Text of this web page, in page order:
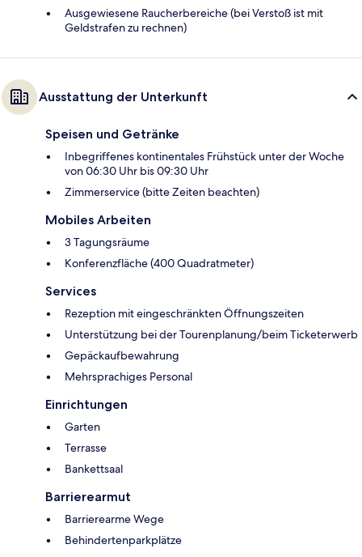
Ausgewiesene Raucherbereiche (bei Verstoß ist mit
Geldstrafen zu rechnen)
Ausstattung der Unterkunft
Speisen und Getränke
Inbegriffenes kontinentales Frühstück unter der Woche
von 06:30 Uhr bis 09:30 Uhr
Zimmerservice (bitte Zeiten beachten)
Mobiles Arbeiten
3 Tagungsräume
Konferenzfläche (400 Quadratmeter)
Services
Rezeption mit eingeschränkten Öffnungszeiten
Unterstützung bei der Tourenplanung/beim Ticketerwerb
Gepäckaufbewahrung
Mehrsprachiges Personal
Einrichtungen
Garten
Terrasse
Bankettsaal
Barrierearmut
Barrierearme Wege
Behindertenparkplätze